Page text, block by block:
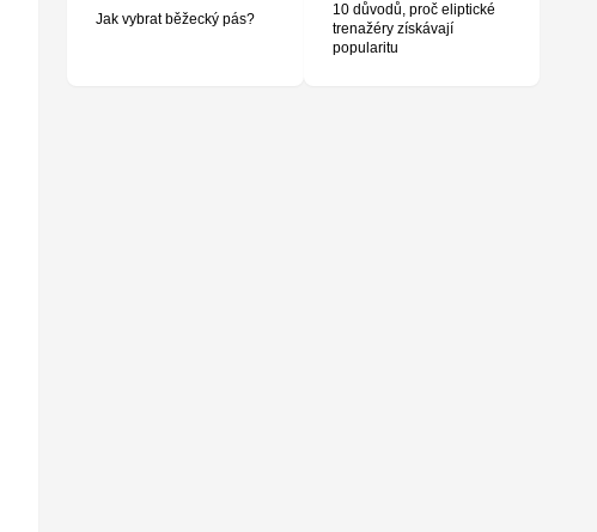
Jak vybrat běžecký pás?
10 důvodů, proč eliptické
trenažéry získávají
popularitu